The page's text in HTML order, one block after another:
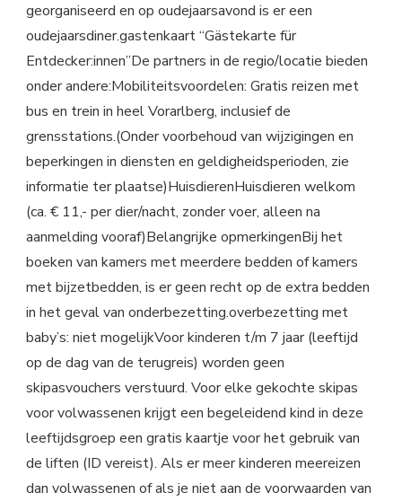
georganiseerd en op oudejaarsavond is er een
oudejaarsdiner.gastenkaart “Gästekarte für
Entdecker:innen”De partners in de regio/locatie bieden
onder andere:Mobiliteitsvoordelen: Gratis reizen met
bus en trein in heel Vorarlberg, inclusief de
grensstations.(Onder voorbehoud van wijzigingen en
beperkingen in diensten en geldigheidsperioden, zie
informatie ter plaatse)HuisdierenHuisdieren welkom
(ca. € 11,- per dier/nacht, zonder voer, alleen na
aanmelding vooraf)Belangrijke opmerkingenBij het
boeken van kamers met meerdere bedden of kamers
met bijzetbedden, is er geen recht op de extra bedden
in het geval van onderbezetting.overbezetting met
baby’s: niet mogelijkVoor kinderen t/m 7 jaar (leeftijd
op de dag van de terugreis) worden geen
skipasvouchers verstuurd. Voor elke gekochte skipas
voor volwassenen krijgt een begeleidend kind in deze
leeftijdsgroep een gratis kaartje voor het gebruik van
de liften (ID vereist). Als er meer kinderen meereizen
dan volwassenen of als je niet aan de voorwaarden van